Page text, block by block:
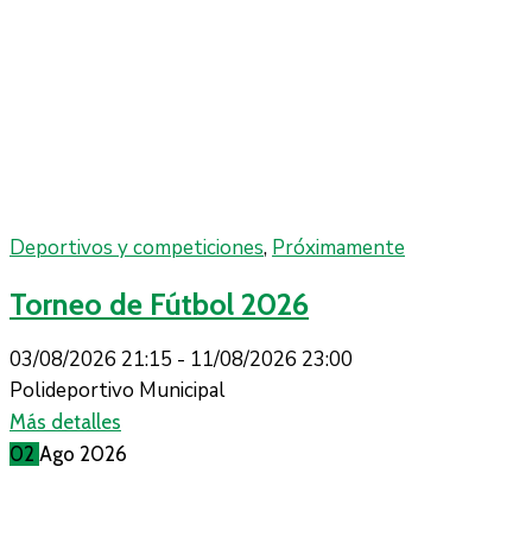
Deportivos y competiciones, Próximamente
Torneo de Fútbol 2026
03/08/2026 21:15 - 11/08/2026 23:00
Polideportivo Municipal
Más detalles
02 Ago 2026